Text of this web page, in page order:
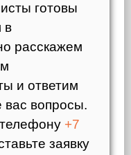
готовы
в
расскажем
и ответим
вопросы.
+7
заявку